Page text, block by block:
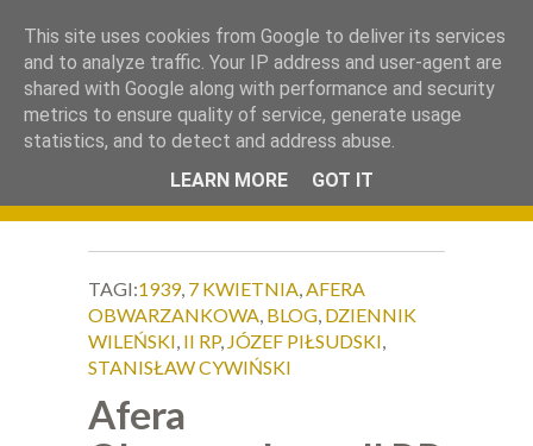
Okiem Obiektywu.
TAGI:1939, 7 KWIETNIA,AFERA
OBWARZANKOWA, BLOG, DZIENNIK
WILEŃSKI, II RP, JÓZEF PIŁSUDSKI,
STANISŁAW CYWIŃSKI
Afera
This site uses cookies from Google to deliver its services
and to analyze traffic. Your IP address and user-agent are
shared with Google along with performance and security
metrics to ensure quality of service, generate usage
statistics, and to detect and address abuse.
LEARN MORE
GOT IT